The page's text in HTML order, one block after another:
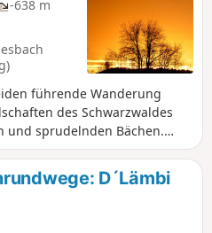
-638 m
führende Wanderung
des Schwarzwaldes
und sprudelnden Bächen.
über vom Parkplatz
(erreichbar über die B28) und
mit 13,4 km, der
Griesbach empfohlen
D´Lämbi